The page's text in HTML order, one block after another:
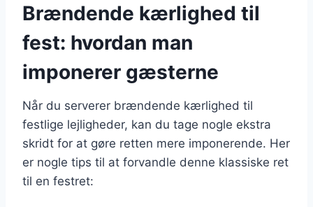
Brændende kærlighed til
fest: hvordan man
imponerer gæsterne
Når du serverer brændende kærlighed til
festlige lejligheder, kan du tage nogle ekstra
skridt for at gøre retten mere imponerende. Her
er nogle tips til at forvandle denne klassiske ret
til en festret: